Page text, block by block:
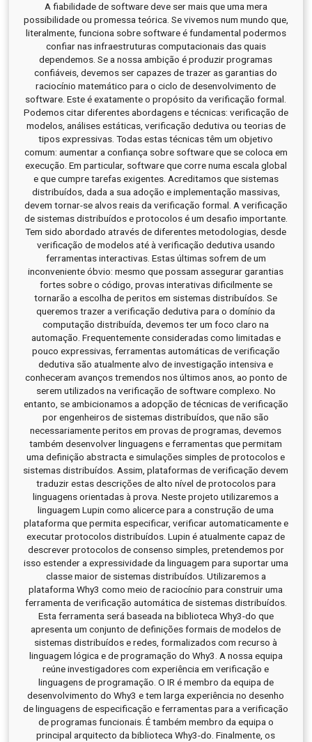
A fiabilidade de software deve ser mais que uma mera
possibilidade ou promessa teórica. Se vivemos num mundo que,
literalmente, funciona sobre software é fundamental podermos
confiar nas infraestruturas computacionais das quais
dependemos. Se a nossa ambição é produzir programas
confiáveis, devemos ser capazes de trazer as garantias do
raciocínio matemático para o ciclo de desenvolvimento de
software. Este é exatamente o propósito da verificação formal.
Podemos citar diferentes abordagens e técnicas: verificação de
modelos, análises estáticas, verificação dedutiva ou teorias de
tipos expressivas. Todas estas técnicas têm um objetivo
comum: aumentar a confiança sobre software que se coloca em
execução. Em particular, software que corre numa escala global
e que cumpre tarefas exigentes. Acreditamos que sistemas
distribuídos, dada a sua adoção e implementação massivas,
devem tornar-se alvos reais da verificação formal. A verificação
de sistemas distribuídos e protocolos é um desafio importante.
Tem sido abordado através de diferentes metodologias, desde
verificação de modelos até à verificação dedutiva usando
ferramentas interactivas. Estas últimas sofrem de um
inconveniente óbvio: mesmo que possam assegurar garantias
fortes sobre o código, provas interativas dificilmente se
tornarão a escolha de peritos em sistemas distribuídos. Se
queremos trazer a verificação dedutiva para o domínio da
computação distribuída, devemos ter um foco claro na
automação. Frequentemente consideradas como limitadas e
pouco expressivas, ferramentas automáticas de verificação
dedutiva são atualmente alvo de investigação intensiva e
conheceram avanços tremendos nos últimos anos, ao ponto de
serem utilizados na verificação de software complexo. No
entanto, se ambicionamos a adopção de técnicas de verificação
por engenheiros de sistemas distribuídos, que não são
necessariamente peritos em provas de programas, devemos
também desenvolver linguagens e ferramentas que permitam
uma definição abstracta e simulações simples de protocolos e
sistemas distribuídos. Assim, plataformas de verificação devem
traduzir estas descrições de alto nível de protocolos para
linguagens orientadas à prova. Neste projeto utilizaremos a
linguagem Lupin como alicerce para a construção de uma
plataforma que permita especificar, verificar automaticamente e
executar protocolos distribuídos. Lupin é atualmente capaz de
descrever protocolos de consenso simples, pretendemos por
isso estender a expressividade da linguagem para suportar uma
classe maior de sistemas distribuídos. Utilizaremos a
plataforma Why3 como meio de raciocínio para construir uma
ferramenta de verificação automática de sistemas distribuídos.
Esta ferramenta será baseada na biblioteca Why3-do que
apresenta um conjunto de definições formais de modelos de
sistemas distribuídos e redes, formalizados com recurso à
linguagem lógica e de programação do Why3. A nossa equipa
reúne investigadores com experiência em verificação e
linguagens de programação. O IR é membro da equipa de
desenvolvimento do Why3 e tem larga experiência no desenho
de linguagens de especificação e ferramentas para a verificação
de programas funcionais. É também membro da equipa o
principal arquitecto da biblioteca Why3-do. Finalmente, os